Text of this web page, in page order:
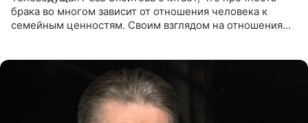
брака во многом зависит от отношения человека к
семейным ценностям. Своим взглядом на отношения